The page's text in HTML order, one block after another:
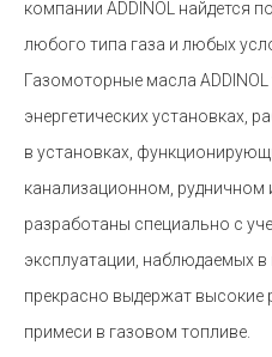
компании ADDINOL найдется
любого типа газа и любых
Газомоторные масла
энергетических установках,
в установках,
канализационном, рудничном
разработаны специально с
эксплуатации, наблюдаемых в
прекрасно выдержат высокие
примеси в газовом топливе.